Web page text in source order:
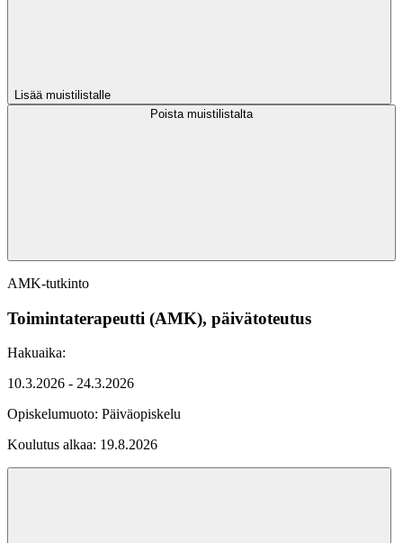
Lisää muistilistalle
Poista muistilistalta
AMK-tutkinto
Toimintaterapeutti (AMK), päivätoteutus
Hakuaika:
10.3.2026 - 24.3.2026
Opiskelumuoto: Päiväopiskelu
Koulutus alkaa: 19.8.2026